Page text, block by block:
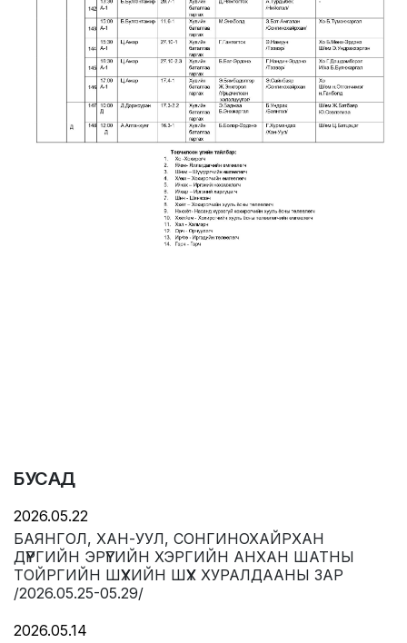
БУСАД
2026.05.22
БАЯНГОЛ, ХАН-УУЛ, СОНГИНОХАЙРХАН
ДҮҮРГИЙН ЭРҮҮГИЙН ХЭРГИЙН АНХАН ШАТНЫ
ТОЙРГИЙН ШҮҮХИЙН ШҮҮХ ХУРАЛДААНЫ ЗАР
/2026.05.25-05.29/
2026.05.14